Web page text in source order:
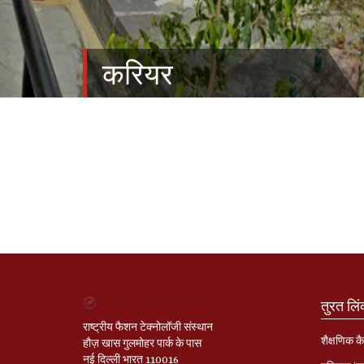
करियर
राष्ट्रीय फैशन टेक्नोलॉजी संस्थान
हौज़ खास गुलमोहर पार्क के पास
नई दिल्ली भारत 110016
तुरत
शैक्षणिक